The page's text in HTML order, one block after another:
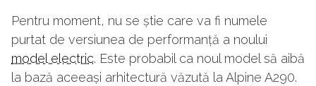
Pentru moment, nu se știe care va fi numele
purtat de versiunea de performanță a noului
model electric. Este probabil ca noul model să aibă
la bază aceeași arhitectură văzută la Alpine A290.